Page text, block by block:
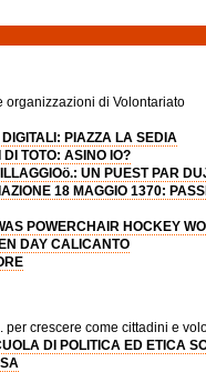
di Volontariato
PIAZZA LA SEDIA
TOTO: ASINO IO?
UN PUEST PAR
18 MAGGIO 1370:
POWERCHAIR HOCKEY
DAY CALICANTO
crescere come cittadini e
DI POLITICA ED ETICA